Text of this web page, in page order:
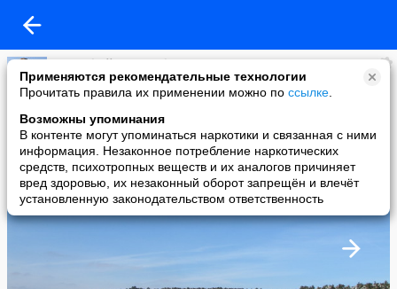
Применяются рекомендательные технологии
Прочитать правила их применении можно по ссылке
Возможны упоминания
В контенте могут упоминаться наркотики и связанная с ними
информация. Незаконное потребление наркотических
средств, психотропных веществ и их аналогов причиняет
вред здоровью, их незаконный оборот запрещён и влечёт
установленную законодательством ответственность
ОDиноkий пRиZZраk
added a photo
10 May в 22:57